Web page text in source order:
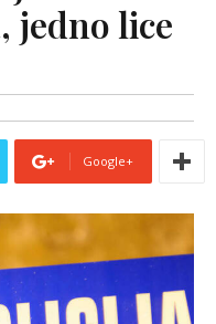
jedno lice
Google+